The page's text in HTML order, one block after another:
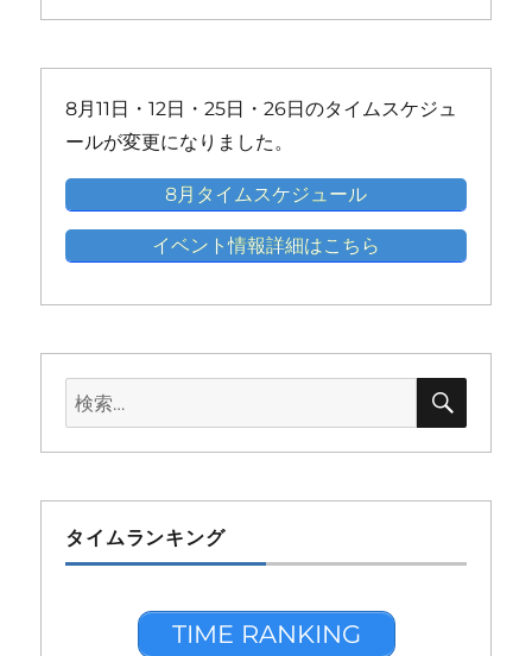
ン
ン
ン
ン
ン
ン
ト)
ト)
ト)
ト)
ト)
8月11日・12日・25日・26日のタイムスケジュ
ールが変更になりました。
8月タイムスケジュール
イベント情報詳細はこちら
検
索:
検
タイムランキング
TIME RANKING